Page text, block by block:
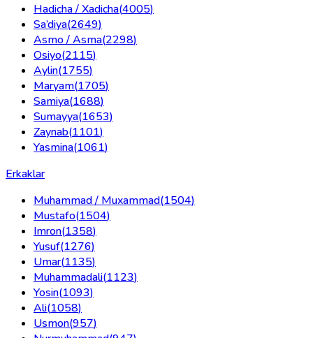
Hadicha / Xadicha(4005)
Sa’diya(2649)
Asmo / Asma(2298)
Osiyo(2115)
Aylin(1755)
Maryam(1705)
Samiya(1688)
Sumayya(1653)
Zaynab(1101)
Yasmina(1061)
Erkaklar
Muhammad / Muxammad(1504)
Mustafo(1504)
Imron(1358)
Yusuf(1276)
Umar(1135)
Muhammadali(1123)
Yosin(1093)
Ali(1058)
Usmon(957)